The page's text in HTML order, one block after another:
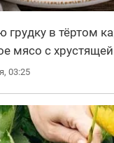
в тёртом
мясо с
03:25